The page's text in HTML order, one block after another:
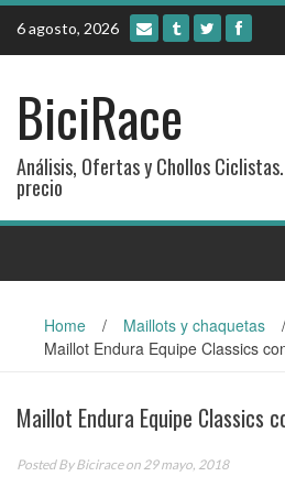
Skip
content
6 agosto, 2026
BiciRace
Análisis, Ofertas y Chollos
precio
Home / Maillots y chaquetas
/
Maillot Endura Equipe Classics
Maillot Endura Equipe Classics
Posted ByBiciraceon 29 mayo, 2018